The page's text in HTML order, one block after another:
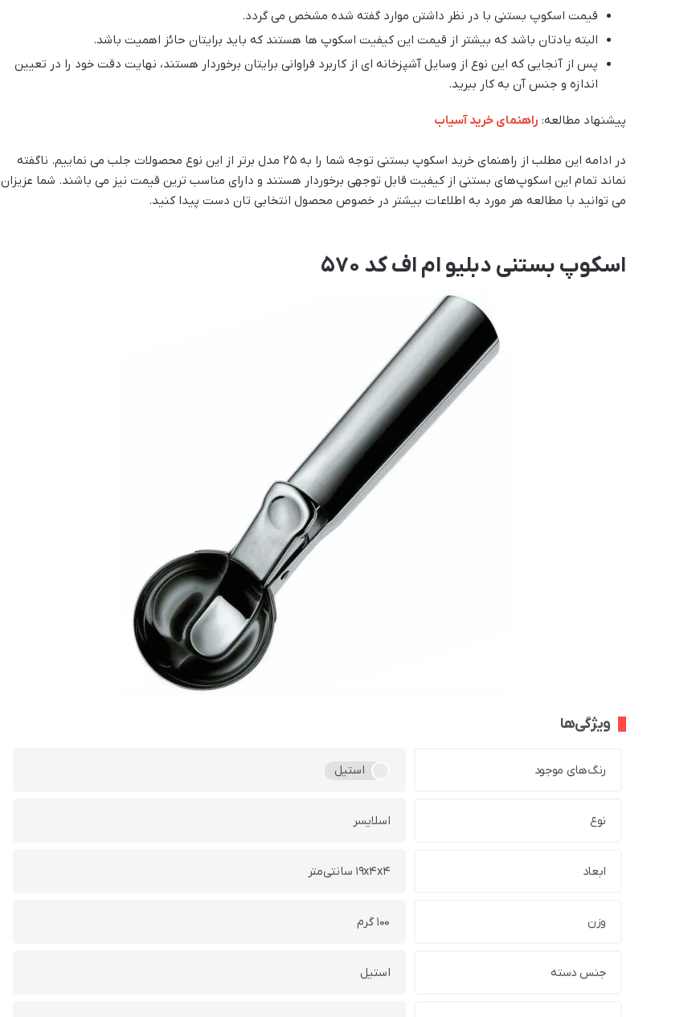
قیمت اسکوپ بستنی با در نظر داشتن موارد گفته شده مشخص می گردد.
البته یادتان باشد که بیشتر از قیمت این کیفیت اسکوپ ها هستند که باید برایتان حائز اهمیت باشد.
پس از آنجایی که این نوع از وسایل آشپزخانه ای از کاربرد فراوانی برایتان برخوردار هستند، نهایت دقت خود را در تعیین
اندازه و جنس آن به کار ببرید.
پیشنهاد مطالعه: راهنمای خرید آسیاب
در ادامه این مطلب از راهنمای خرید اسکوپ بستنی توجه شما را به ۲۵ مدل برتر از این نوع محصولات جلب می نماییم. ناگفته
نماند تمام این اسکوپ‌های بستنی از کیفیت قابل توجهی برخوردار هستند و دارای مناسب ترین قیمت نیز می باشند. شما عزیزان
می توانید با مطالعه هر مورد به اطلاعات بیشتر در خصوص محصول انتخابی تان دست پیدا کنید.
اسکوپ بستنی دبلیو ام اف کد 570
ویژگی‌ها
رنگ‌های موجود استیل
نوع اسلایسر
ابعاد 19x4x4 سانتی‌متر
وزن 100 گرم
جنس دسته استیل